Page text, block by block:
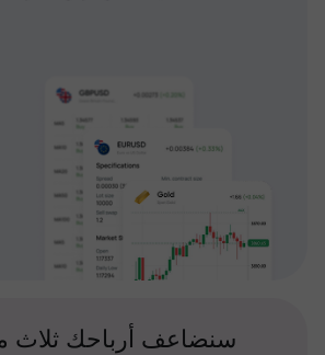
سنضاعف أرباحك ثلاث